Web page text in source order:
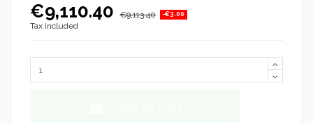
€9,110.40 €9,113.40 -€3.00
Tax included